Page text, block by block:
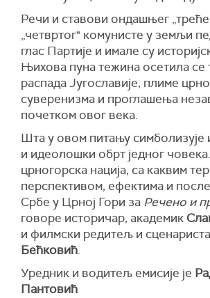
Речи и ставови ондашњег
„четвртог" комунисте у земљи
глас Партије и имале су
Њихова пуна тежина осетила се
распада Југославије, плиме
суверенизма и проглашења
почетком овог века.
Шта у овом питању симболизује
и идеолошки обрт једног
црногорска нација, са каквим
перспективом, ефектима и
Србе у Црној Гори за Речено и
говоре историчар, академик
и филмски редитељ и сценариста
Бећковић.
Уредник и водитељ емисије је
Пантовић